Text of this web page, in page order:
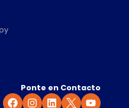
Ponte en Contacto